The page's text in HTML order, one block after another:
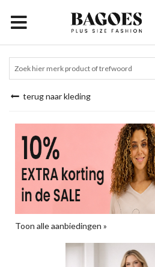
terug naar kleding
Toon alle aanbiedingen »